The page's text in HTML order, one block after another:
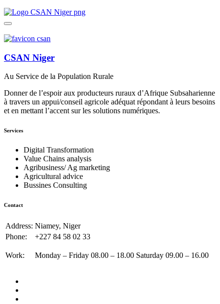
CSAN Niger
Au Service de la Population Rurale
Donner de l’espoir aux producteurs ruraux d’Afrique Subsaharienne
à travers un appui/conseil agricole adéquat répondant à leurs besoins
et en mettant l’accent sur les solutions numériques.
Services
Digital Transformation
Value Chains analysis
Agribusiness/ Ag marketing
Agricultural advice
Bussines Consulting
Contact
Address: Niamey, Niger
Phone:
+227 84 58 02 33
Work: Monday – Friday 08.00 – 18.00 Saturday 09.00 – 16.00